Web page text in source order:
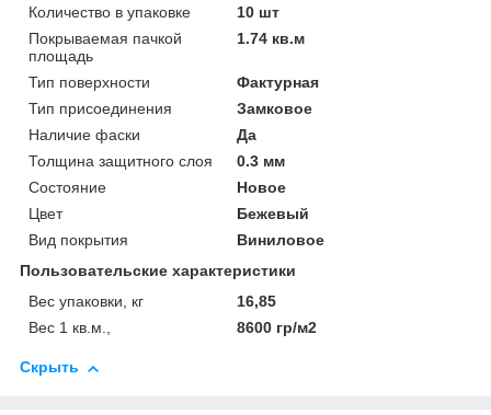
Количество в упаковке
10 шт
Покрываемая пачкой
площадь
1.74 кв.м
Тип поверхности
Фактурная
Тип присоединения
Замковое
Наличие фаски
Да
Толщина защитного слоя
0.3 мм
Состояние
Новое
Цвет
Бежевый
Вид покрытия
Виниловое
Пользовательские характеристики
Вес упаковки, кг
16,85
Вес 1 кв.м.,
8600 гр/м2
Скрыть